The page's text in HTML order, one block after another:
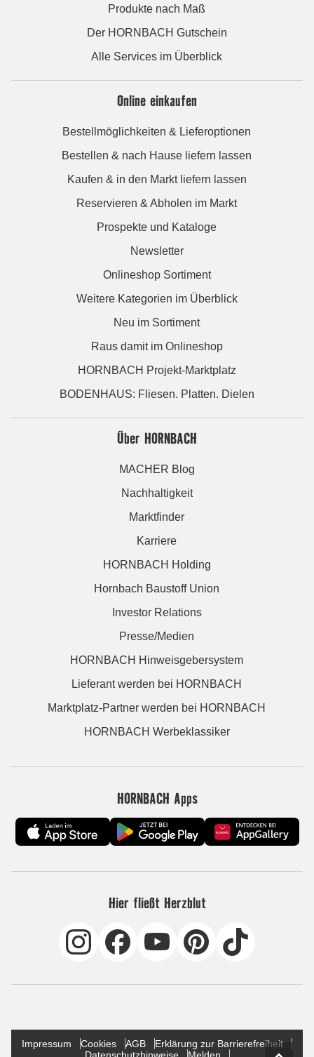
Produkte nach Maß
Der HORNBACH Gutschein
Alle Services im Überblick
Online einkaufen
Bestellmöglichkeiten & Lieferoptionen
Bestellen & nach Hause liefern lassen
Kaufen & in den Markt liefern lassen
Reservieren & Abholen im Markt
Prospekte und Kataloge
Newsletter
Onlineshop Sortiment
Weitere Kategorien im Überblick
Neu im Sortiment
Raus damit im Onlineshop
HORNBACH Projekt-Marktplatz
BODENHAUS: Fliesen. Platten. Dielen
Über HORNBACH
MACHER Blog
Nachhaltigkeit
Marktfinder
Karriere
HORNBACH Holding
Hornbach Baustoff Union
Investor Relations
Presse/Medien
HORNBACH Hinweisgebersystem
Lieferant werden bei HORNBACH
Marktplatz-Partner werden bei HORNBACH
HORNBACH Werbeklassiker
HORNBACH Apps
Hier fließt Herzblut
Impressum Cookies AGB
Erklärung zur Barrierefreiheit